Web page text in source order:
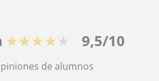
★★★★★ 9,5/10
de alumnos